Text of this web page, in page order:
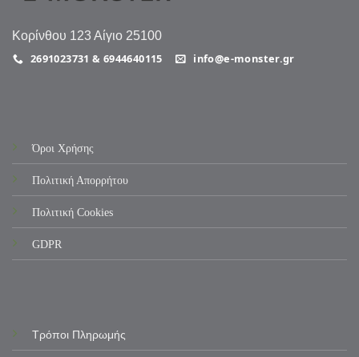
Κορίνθου 123 Αίγιο 25100
2691023731 & 6944640115 info@e-monster.gr
Όροι Χρήσης
Πολιτική Απορρήτου
Πολιτική Cookies
GDPR
Τρόποι Πληρωμής